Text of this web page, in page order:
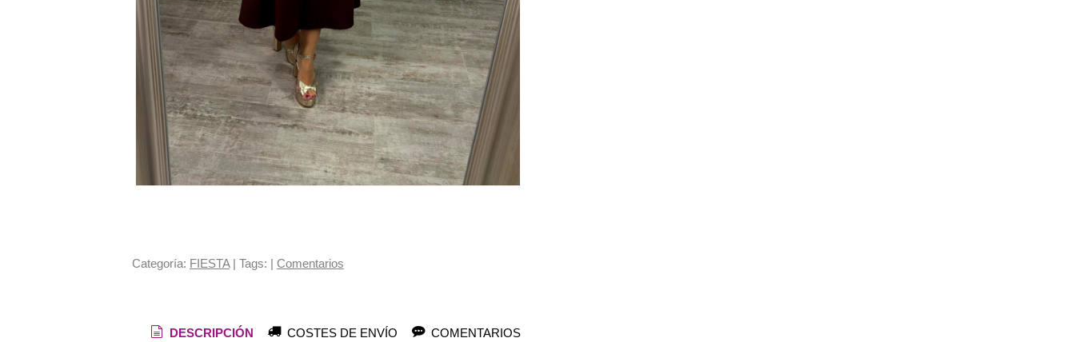
Categoría: FIESTA| Tags: | Comentarios
DESCRIPCIÓN COSTES DE ENVÍO COMENTARIOS